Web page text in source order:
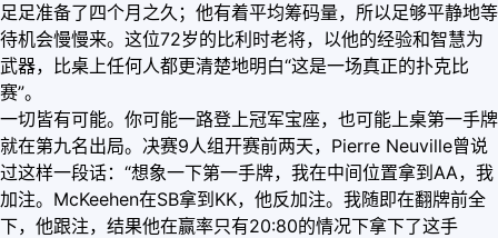
足足准备了四个月之久；他有着平均筹码量，所以足够平静地等
待机会慢慢来。这位72岁的比利时老将，以他的经验和智慧为
武器，比桌上任何人都更清楚地明白“这是一场真正的扑克比
赛”。
一切皆有可能。你可能一路登上冠军宝座，也可能上桌第一手牌
就在第九名出局。决赛9人组开赛前两天，Pierre Neuville曾说
过这样一段话：“想象一下第一手牌，我在中间位置拿到AA，我
加注。McKeehen在SB拿到KK，他反加注。我随即在翻牌前全
下，他跟注，结果他在赢率只有20:80的情况下拿下了这手